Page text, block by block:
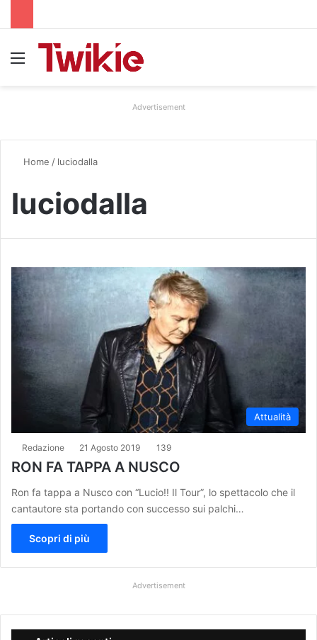
Advertisement
Home / luciodalla
luciodalla
Attualità
Redazione 21 Agosto 2019 139
RON FA TAPPA A NUSCO
Ron fa tappa a Nusco con “Lucio!! Il Tour”, lo spettacolo che il
cantautore sta portando con successo sui palchi…
Scopri di più
Advertisement